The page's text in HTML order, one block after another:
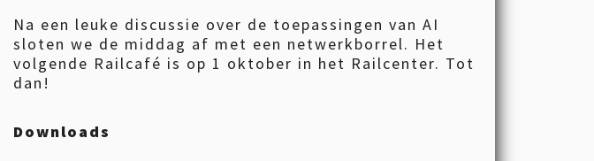
Na een leuke discussie over de toepassingen van AI
sloten we de middag af met een netwerkborrel. Het
volgende Railcafé is op 1 oktober in het Railcenter. Tot
dan!
Downloads